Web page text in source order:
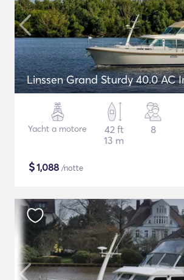
Linssen Grand Sturdy 40.0 AC
Yacht a motore
42 ft
13 m
8
$1,088 /notte